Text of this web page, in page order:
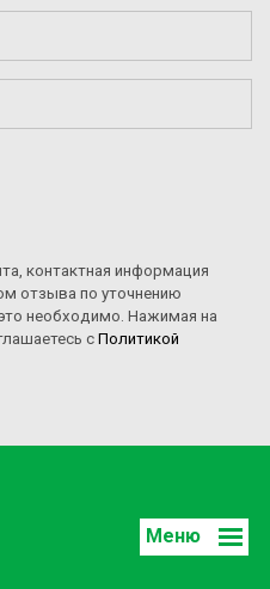
контактная информация
отзыва по уточнению
необходимо. Нажимая на
с Политикой
Меню